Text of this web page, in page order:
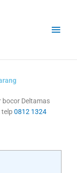
bocor Deltamas
telp0812 1324